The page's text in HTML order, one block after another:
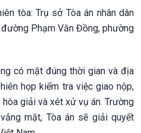
tòa: Trụ sở Tòa án nhân dân
Phạm Văn Đồng, phường
có mặt đúng thời gian và địa
họp kiểm tra việc giao nộp,
giải và xét xử vụ án. Trường
mặt, Tòa án sẽ giải quyết